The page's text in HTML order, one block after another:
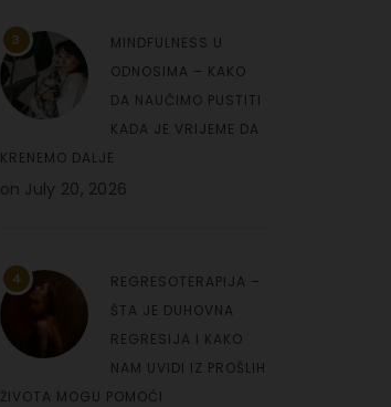
3
MINDFULNESS U
ODNOSIMA – KAKO
DA NAUČIMO PUSTITI
KADA JE VRIJEME DA
KRENEMO DALJE
on July 20, 2026
4
REGRESOTERAPIJA –
ŠTA JE DUHOVNA
REGRESIJA I KAKO
NAM UVIDI IZ PROŠLIH
ŽIVOTA MOGU POMOĆI